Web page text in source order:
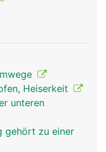
Heiserkeit
unteren
gehört zu einer